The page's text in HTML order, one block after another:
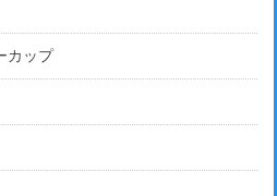
カップ